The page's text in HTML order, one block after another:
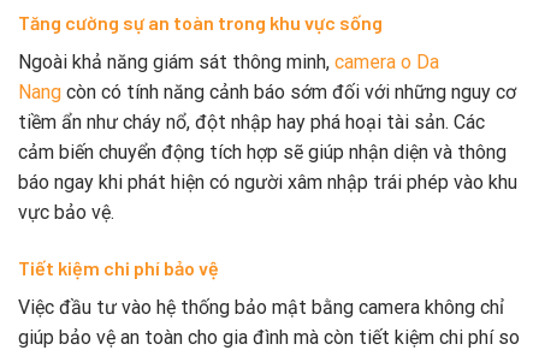
Tăng cường sự an toàn trong khu vực sống
Ngoài khả năng giám sát thông minh, camera o Da
Nang còn có tính năng cảnh báo sớm đối với những nguy cơ
tiềm ẩn như cháy nổ, đột nhập hay phá hoại tài sản. Các
cảm biến chuyển động tích hợp sẽ giúp nhận diện và thông
báo ngay khi phát hiện có người xâm nhập trái phép vào khu
vực bảo vệ.
Tiết kiệm chi phí bảo vệ
Việc đầu tư vào hệ thống bảo mật bằng camera không chỉ
giúp bảo vệ an toàn cho gia đình mà còn tiết kiệm chi phí so